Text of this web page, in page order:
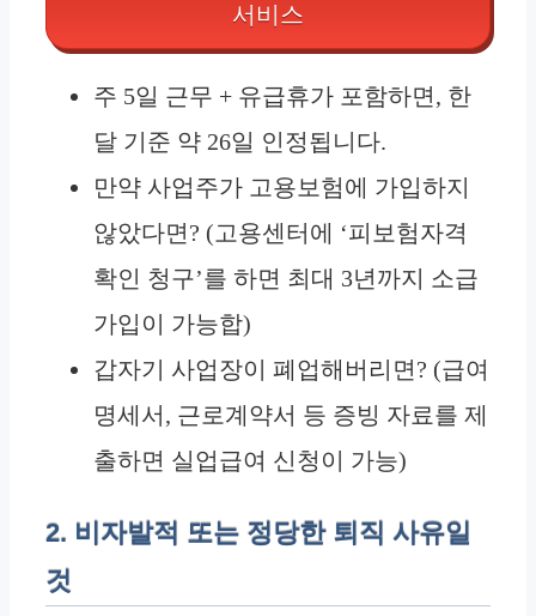
서비스
주 5일 근무 + 유급휴가 포함하면, 한
달 기준 약 26일 인정됩니다.
만약 사업주가 고용보험에 가입하지
않았다면? (고용센터에 ‘피보험자격
확인 청구’를 하면 최대 3년까지 소급
가입이 가능합)
갑자기 사업장이 폐업해버리면? (급여
명세서, 근로계약서 등 증빙 자료를 제
출하면 실업급여 신청이 가능)
2. 비자발적 또는 정당한 퇴직 사유일
것